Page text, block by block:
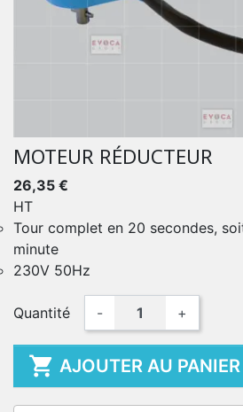
MOTEUR RÉDUCTEUR
26,35 €
HT
Tour complet en 20 secondes,
minute
230V 50Hz
Quantité - +
 AJOUTER AU PANIER